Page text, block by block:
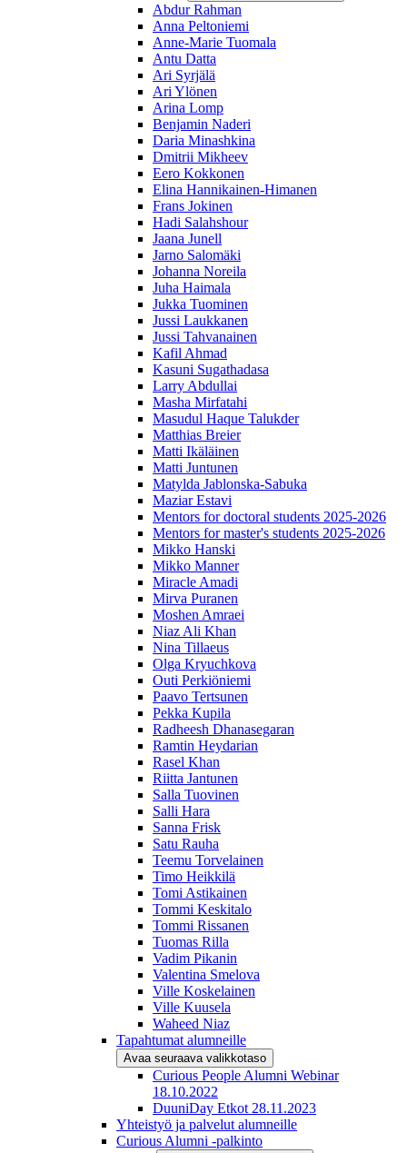
Abdur Rahman
Anna Peltoniemi
Anne-Marie Tuomala
Antu Datta
Ari Syrjälä
Ari Ylönen
Arina Lomp
Benjamin Naderi
Daria Minashkina
Dmitrii Mikheev
Eero Kokkonen
Elina Hannikainen-Himanen
Frans Jokinen
Hadi Salahshour
Jaana Junell
Jarno Salomäki
Johanna Noreila
Juha Haimala
Jukka Tuominen
Jussi Laukkanen
Jussi Tahvanainen
Kafil Ahmad
Kasuni Sugathadasa
Larry Abdullai
Masha Mirfatahi
Masudul Haque Talukder
Matthias Breier
Matti Ikäläinen
Matti Juntunen
Matylda Jablonska-Sabuka
Maziar Estavi
Mentors for doctoral students 2025-2026
Mentors for master's students 2025-2026
Mikko Hanski
Mikko Manner
Miracle Amadi
Mirva Puranen
Moshen Amraei
Niaz Ali Khan
Nina Tillaeus
Olga Kryuchkova
Outi Perkiöniemi
Paavo Tertsunen
Pekka Kupila
Radheesh Dhanasegaran
Ramtin Heydarian
Rasel Khan
Riitta Jantunen
Salla Tuovinen
Salli Hara
Sanna Frisk
Satu Rauha
Teemu Torvelainen
Timo Heikkilä
Tomi Astikainen
Tommi Keskitalo
Tommi Rissanen
Tuomas Rilla
Vadim Pikanin
Valentina Smelova
Ville Koskelainen
Ville Kuusela
Waheed Niaz
Tapahtumat alumneille
Avaa seuraava valikkotaso
Curious People Alumni Webinar
18.10.2022
DuuniDay Etkot 28.11.2023
Yhteistyö ja palvelut alumneille
Curious Alumni -palkinto